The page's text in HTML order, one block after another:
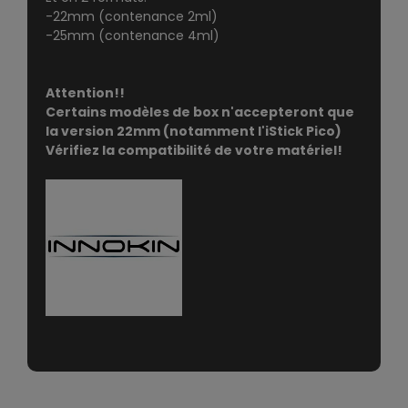
-22mm (contenance 2ml)
-25mm (contenance 4ml)
Attention!!
Certains modèles de box n'accepteront que
la version 22mm (notamment l'iStick Pico)
Vérifiez la compatibilité de votre matériel!